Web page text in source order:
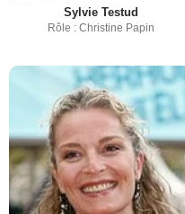
Sylvie Testud
Rôle : Christine Papin